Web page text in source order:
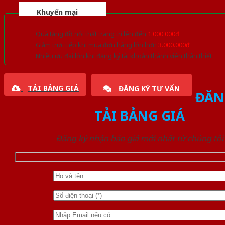
Khuyến mại
Quà tặng đồ nội thất trang trí lên đến 1.000.000đ
Giảm trực tiếp khi mua đơn hàng lớn hơn 3.000.000đ
Nhiều ưu đãi lớn khi đăng ký tài khoản thành viên thân thiết
TẢI BẢNG GIÁ ĐĂNG KÝ TƯ VẤN
TẢI BẢNG GIÁ
Đăng ký nhận báo giá mới nhất từ chúng tôi